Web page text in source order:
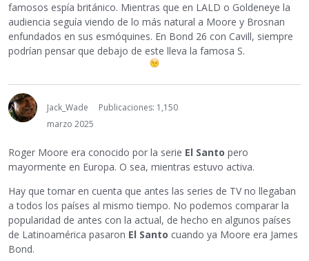
famosos espía británico. Mientras que en LALD o Goldeneye la
audiencia seguía viendo de lo más natural a Moore y Brosnan
enfundados en sus esmóquines. En Bond 26 con Cavill, siempre
podrían pensar que debajo de este lleva la famosa S.
Jack_Wade
Publicaciones: 1,150
marzo 2025
Roger Moore era conocido por la serie El Santo pero
mayormente en Europa. O sea, mientras estuvo activa.
Hay que tomar en cuenta que antes las series de TV no llegaban
a todos los países al mismo tiempo. No podemos comparar la
popularidad de antes con la actual, de hecho en algunos países
de Latinoamérica pasaron El Santo cuando ya Moore era James
Bond.